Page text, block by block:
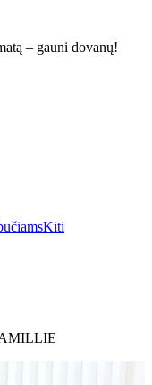
– gauni dovanų!
Kiti